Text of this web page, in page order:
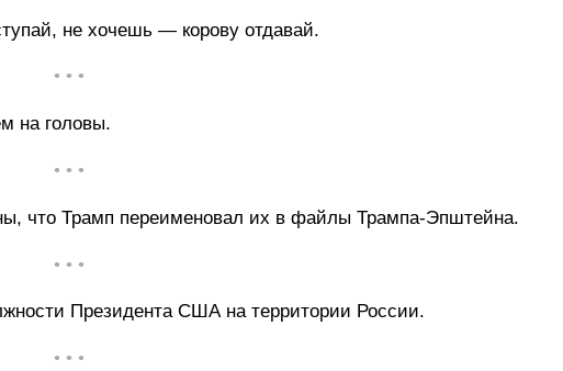
не хочешь — корову отдавай.
• • •
на головы.
• • •
что Трамп переименовал их в файлы Трампа-Эпштейна.
• • •
Президента США на территории России.
• • •